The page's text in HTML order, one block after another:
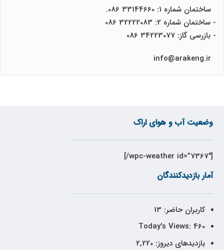
ساختمان شماره 1: 33144660 086.
- ساختمان شماره 2: 32222083 086
- بازرسی گاز: 34223077 086
وضعیت آب و هوای اراک
[wpc-weather id=”7367″/]
آمار بازدیدکنندگان
کاربران حاضر: 13
Today's Views: 460
بازدیدهای دیروز:2,220